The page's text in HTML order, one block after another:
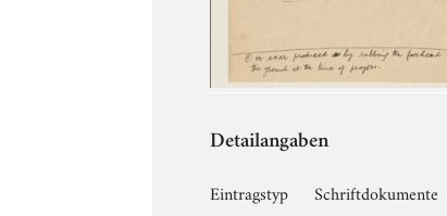
Detailangaben
Eintragstyp
Schriftdokumente